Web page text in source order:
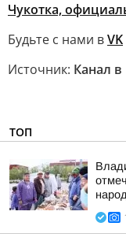
Чукотка,
Будьте с нами вVK
Источник: Канал
ТОП